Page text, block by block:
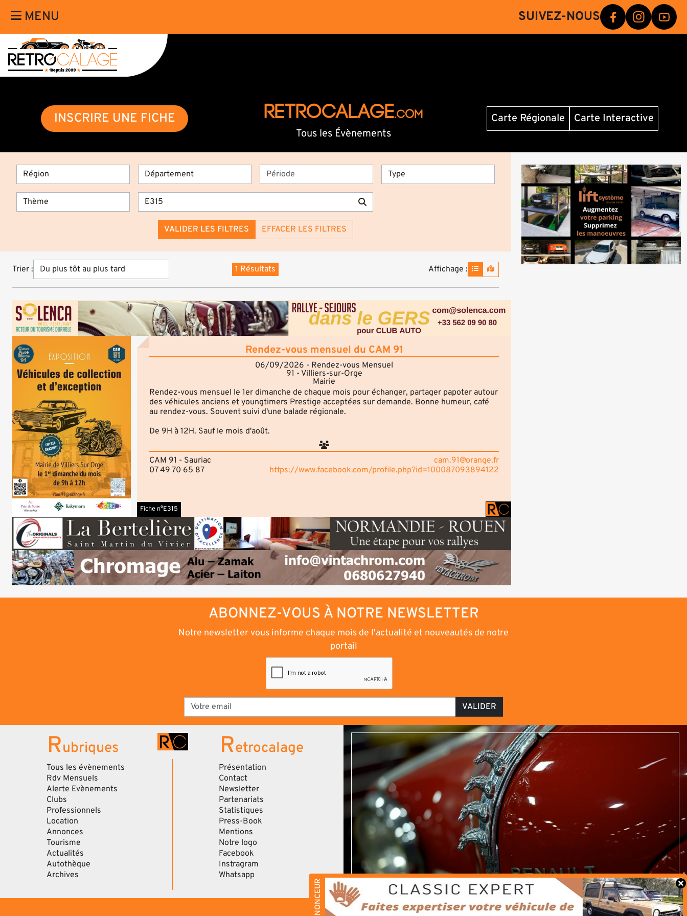
MENU SUIVEZ-NOUS
INSCRIRE UNE FICHE RETROCALAGE.com
Tous les Évènements
Carte Régionale Carte Interactive
VALIDER LES FILTRES EFFACER LES FILTRES
Trier : 1 Résultats Affichage :
Rendez-vous mensuel du CAM 91
06/09/2026 - Rendez-vous Mensuel
91 - Villiers-sur-Orge
Mairie
Rendez-vous mensuel le 1er dimanche de chaque mois pour échanger, partager papoter autour
des véhicules anciens et youngtimers Prestige acceptées sur demande. Bonne humeur, café
au rendez-vous. Souvent suivi d'une balade régionale.
De 9H à 12H. Sauf le mois d'août.
CAM 91 - Sauriac
07 49 70 65 87
cam.91@orange.fr
https://www.facebook.com/profile.php?id=100087093894122
Fiche n°E315
ABONNEZ-VOUS À NOTRE NEWSLETTER
Notre newsletter vous informe chaque mois de l'actualité et nouveautés de notre
portail
VALIDER
Rubriques
Tous les évènements
Rdv Mensuels
Alerte Evènements
Clubs
Professionnels
Location
Annonces
Tourisme
Actualités
Autothèque
Archives
Retrocalage
Présentation
Contact
Newsletter
Partenariats
Statistiques
Press-Book
Mentions
Notre logo
Facebook
Instragram
Whatsapp
ANNONCEUR